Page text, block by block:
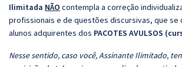
Ilimitada NÃO contempla a correção
profissionais e de questões discursivas, que se
alunos adquirentes dos PACOTES AVULSOS
Nesse sentido, caso você, Assinante Ilimitado,